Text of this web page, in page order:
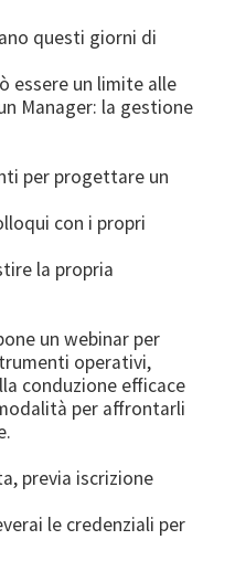
questi giorni di
essere un limite alle
Manager: la gestione
per progettare un
con i propri
la propria
un webinar per
operativi,
conduzione efficace
per affrontarli
previa iscrizione
le credenziali per